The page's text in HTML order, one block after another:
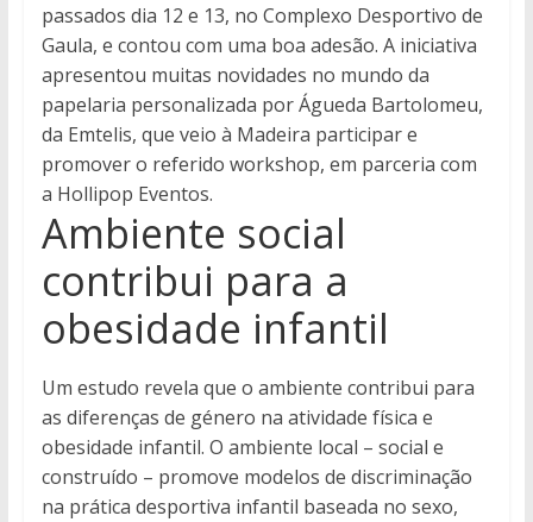
passados dia 12 e 13, no Complexo Desportivo de
Gaula, e contou com uma boa adesão. A iniciativa
apresentou muitas novidades no mundo da
papelaria personalizada por Águeda Bartolomeu,
da Emtelis, que veio à Madeira participar e
promover o referido workshop, em parceria com
a Hollipop Eventos.
Ambiente social
contribui para a
obesidade infantil
Um estudo revela que o ambiente contribui para
as diferenças de género na atividade física e
obesidade infantil. O ambiente local – social e
construído – promove modelos de discriminação
na prática desportiva infantil baseada no sexo,